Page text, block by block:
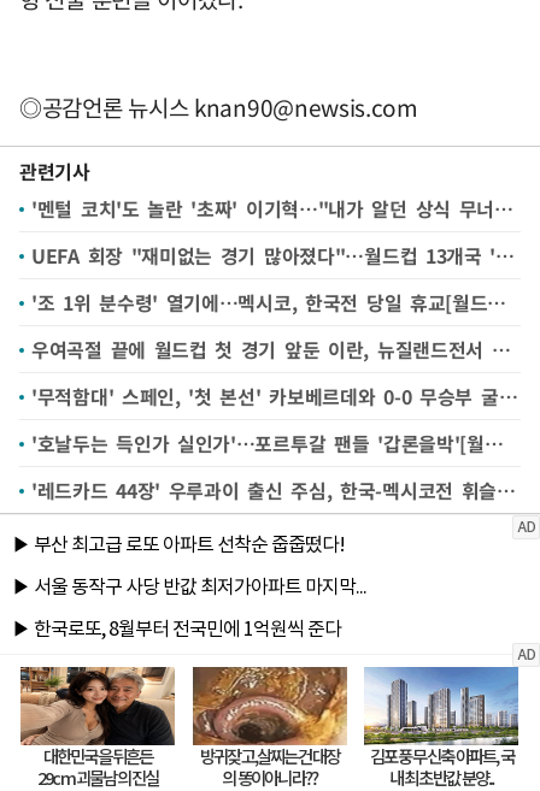
◎공감언론 뉴시스knan90@newsis.com
관련기사
'멘털 코치'도 놀란 '초짜' 이기혁…"내가 알던 상식 무너졌다"[월드컵24시]
UEFA 회장 "재미없는 경기 많아졌다"…월드컵 13개국 '반발'[월드컵24시]
'조 1위 분수령' 열기에…멕시코, 한국전 당일 휴교[월드컵24시]
우여곡절 끝에 월드컵 첫 경기 앞둔 이란, 뉴질랜드전서 승리 정조준[월드컵24시]
'무적함대' 스페인, '첫 본선' 카보베르데와 0-0 무승부 굴욕[월드컵24시]
'호날두는 득인가 실인가'…포르투갈 팬들 '갑론을박'[월드컵24시]
'레드카드 44장' 우루과이 출신 주심, 한국-멕시코전 휘슬[월드컵24시]